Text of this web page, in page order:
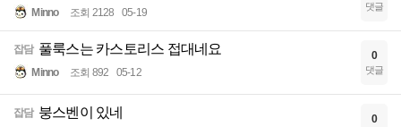
Minno 조회 2128 05-19 댓글
잡담 풀룩스는 카스토리스 접대네요
Minno 조회 892 05-12
0
댓글
잡담 붕스벤이 있네 0